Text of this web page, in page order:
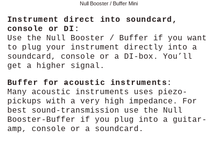
Null Booster / Buffer Mini
Instrument direct into soundcard,
console or DI:
Use the Null Booster / Buffer if you want
to plug your instrument directly into a
soundcard, console or a DI-box. You’ll
get a higher signal.
Buffer for acoustic instruments:
Many acoustic instruments uses piezo-
pickups with a very high impedance. For
best sound-transmission use the Null
Booster-Buffer if you plug into a guitar-
amp, console or a soundcard.